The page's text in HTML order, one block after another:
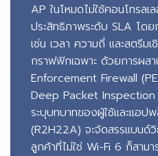
AP ในโหมดไม่ใช้คอนโทรล
ประสิทธิภาพระดับ SLA โด
เช่น เวลา ความถี่ และสตรีม
กราฟฟิกเฉพาะ ด้วยการผส
Enforcement Firewall
Deep Packet
ระบุบทบาทของผู้ใช้และแอป
(R2H22A) จะจัดสรรแบนด์
ลูกค้าที่ไม่ใช่ Wi-Fi 6 ก็สามา